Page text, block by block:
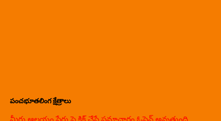
పంచభూతలింగ క్షేత్రాలు
మీరు ఆలయం పేరు పై క్లిక్ చేస్తే సమాచారం ఓపెన్ అవుతుంది